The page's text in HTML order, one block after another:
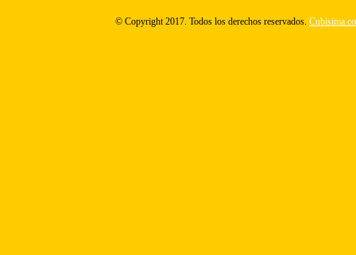
© Copyright 2017. Todos los derechos reservados.